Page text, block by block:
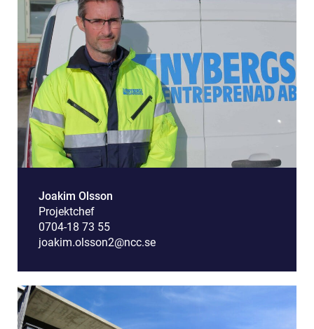
Joakim Olsson
Projektchef
0704-18 73 55
joakim.olsson2@ncc.se